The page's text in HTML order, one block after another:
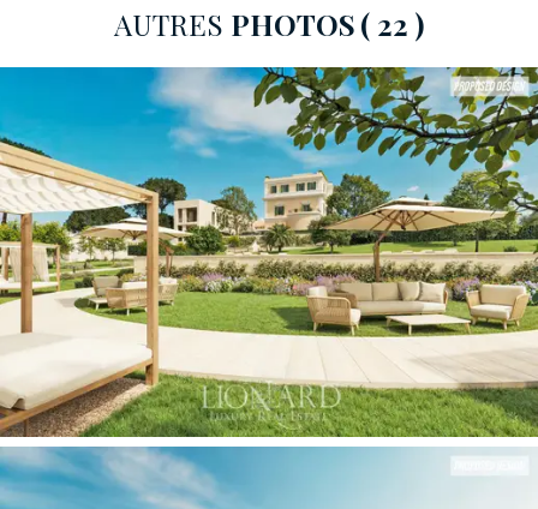
mettant en valeur l’extraordinaire luminosité des
espaces et une parfaite intégration avec la nature
environnante. Le niveau d’entrée est entièrement dédié
à la réception prestigieuse, avec de vastes salons, des
parquets en bois précieux et de majestueuses baies
vitrées dotées de double vitrage à haute isolation
thermique et acoustique qui s’ouvrent directement sur
l’espace extérieur privé.La partie nuit comprend les
trois chambres, dotées de dressings et desservies par
deux salles de bains luxueuses à cet étage.
Le grand jardin privé de 208 m²constitue un havre de
verdure intime, s’imposant comme l’espace idéal pour
des dîners formels ou des moments de détente
absolue en plein air.
AUTRES PHOTOS( 22 )